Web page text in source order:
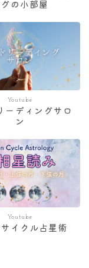
の小部屋
Youtube
ーディングサロ
ン
Youtube
イクル占星術